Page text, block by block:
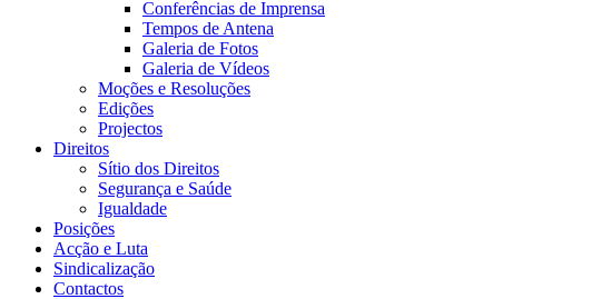
Conferências de Imprensa
Tempos de Antena
Galeria de Fotos
Galeria de Vídeos
Moções e Resoluções
Edições
Projectos
Direitos
Sítio dos Direitos
Segurança e Saúde
Igualdade
Posições
Acção e Luta
Sindicalização
Contactos